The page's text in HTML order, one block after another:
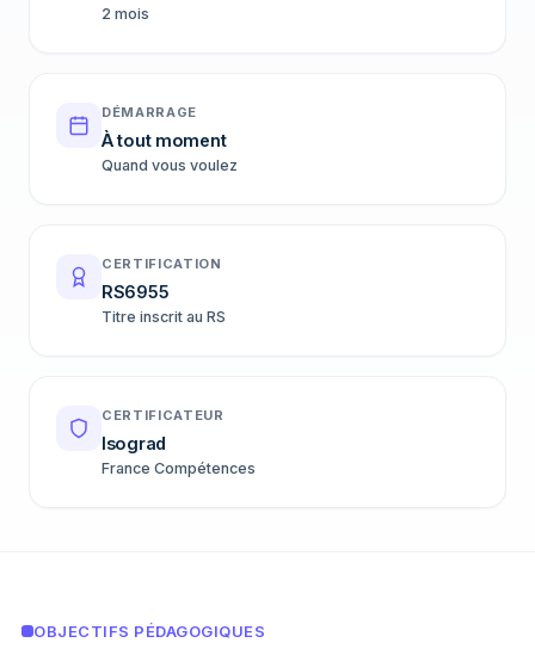
2 mois
DÉMARRAGE
À tout moment
Quand vous voulez
CERTIFICATION
RS6955
Titre inscrit au RS
CERTIFICATEUR
Isograd
France Compétences
OBJECTIFS PÉDAGOGIQUES